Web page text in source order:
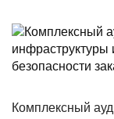
Комплексный